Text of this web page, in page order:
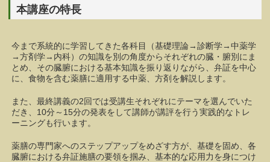
本講座の特長
今まで系統的に学習してきた各科目（基礎理論→診断学→中薬学
→方剤学→内科）の知識を別の角度からそれぞれの臓・腑別にま
とめ、その臓腑における基本知識を振り返りながら、弁証を中心
に、食物を含む薬膳に適用する中薬、方剤を解説します。
また、最終講義の2回では受講生それぞれにテーマを選んでいた
だき、10分～15分の発表をして講師が講評を行う実践的なトレ
ーニングも行います。
薬膳の専門家へのステップアップをめざす方が、基礎を固め、各
臓腑における弁証施膳の要領を掴み、基本的な応用力を身につけ